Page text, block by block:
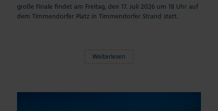
große Finale findet am Freitag, den 17. Juli 2026 um 18 Uhr auf
dem Timmendorfer Platz in Timmendorfer Strand statt.
Weiterlesen